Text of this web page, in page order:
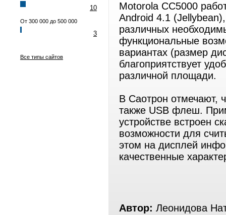
10
От 300 000 до 500 000
3
Все типы сайтов
Motorola CC5000
Android 4.1
различных
функциональные
вариантах (размер
благоприятствует
различной площади.
В Саотрон отмечают,
также USB флеш.
устройстве встроен
возможности для
этом на дисплей
качественные
Автор: Леонидова